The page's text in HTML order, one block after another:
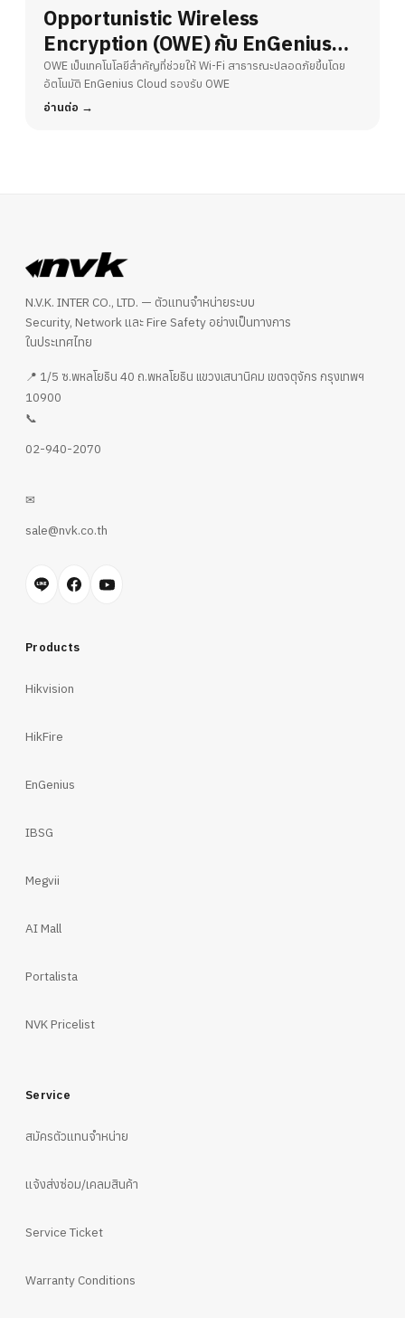
Opportunistic Wireless
Encryption (OWE) กับ EnGenius
Cloud – ยกระดับความปลอดภัย Wi-Fi
สาธารณะ
OWE เป็นเทคโนโลยีสำคัญที่ช่วยให้ Wi-Fi สาธารณะปลอดภัยขึ้นโดย
อัตโนมัติ EnGenius Cloud รองรับ OWE
อ่านต่อ
N.V.K. INTER CO., LTD. — ตัวแทนจำหน่ายระบบ
Security, Network และ Fire Safety อย่างเป็นทางการ
ในประเทศไทย
📍 1/5 ซ.พหลโยธิน 40 ถ.พหลโยธิน แขวงเสนานิคม เขตจตุจักร กรุงเทพฯ
10900
📞
02-940-2070
✉
sale@nvk.co.th
Products
Hikvision
HikFire
EnGenius
IBSG
Megvii
AI Mall
Portalista
NVK Pricelist
Service
สมัครตัวแทนจำหน่าย
แจ้งส่งซ่อม/เคลมสินค้า
Service Ticket
Warranty Conditions